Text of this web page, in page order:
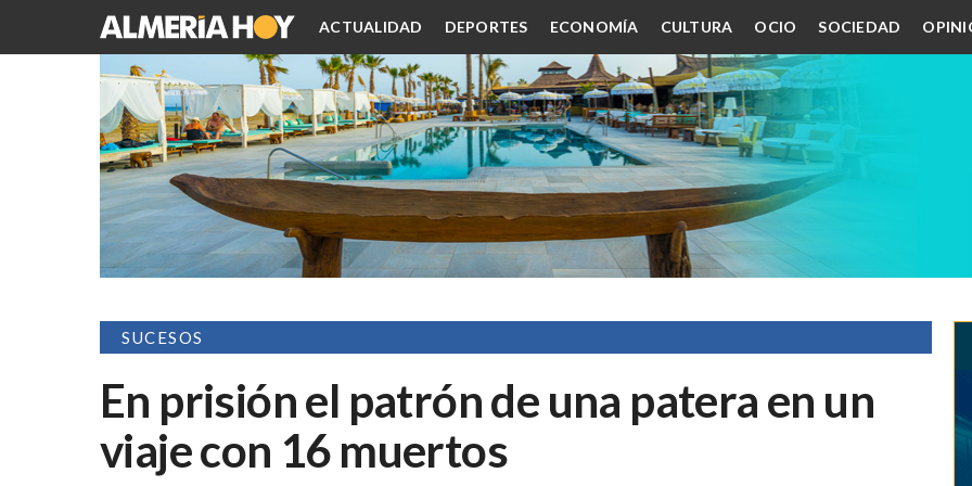
ACTUALIDAD DEPORTES ECONOMÍA CULTURA OCIO SOCIEDAD
SUCESOS
En prisión el patrón de una patera en un
viaje con 16 muertos